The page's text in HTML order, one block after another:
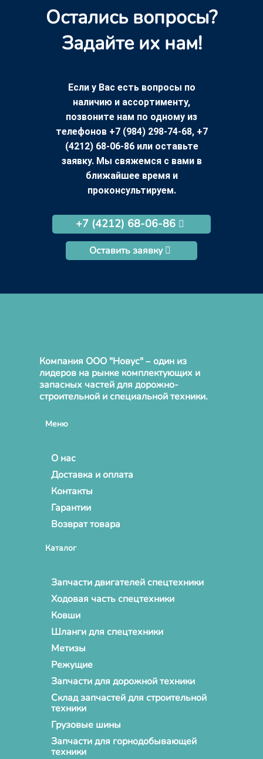
Остались вопросы?
Задайте их нам!
Если у Вас есть вопросы по
наличию и ассортименту,
позвоните нам по одному из
телефонов +7 (984) 298-74-68, +7
(4212) 68-06-86 или оставьте
заявку. Мы свяжемся с вами в
ближайшее время и
проконсультируем.
+7 (4212) 68-06-86
Оставить заявку
Компания ООО "Новус" – один из
лидеров на рынке комплектующих и
запасных частей для дорожно-
строительной и специальной техники.
Меню
О нас
Доставка и оплата
Контакты
Гарантии
Возврат товара
Каталог
Запчасти двигателей спецтехники
Ходовая часть спецтехники
Ковши
Шланги для спецтехники
Метизы
Режущие
Запчасти для дорожной техники
Склад запчастей для строительной
техники
Грузовые шины
Запчасти для горнодобывающей
техники